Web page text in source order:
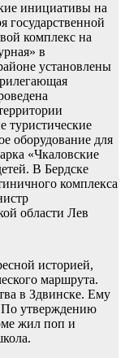
инициативы на
государственной
комплекс на
в
установлены
туристические
оборудование для
«Чкаловские
В Бердске
комплекса
области Лев
историей,
маршрута.
в Здвинске. Ему
По утверждению
жил поп и